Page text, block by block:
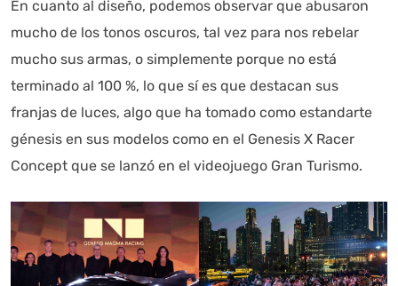
En cuanto al diseño, podemos observar que abusaron
mucho de los tonos oscuros, tal vez para nos rebelar
mucho sus armas, o simplemente porque no está
terminado al 100 %, lo que sí es que destacan sus
franjas de luces, algo que ha tomado como estandarte
génesis en sus modelos como en el Genesis X Racer
Concept que se lanzó en el videojuego Gran Turismo.